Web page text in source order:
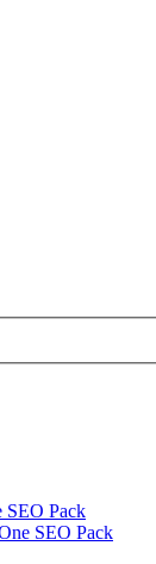
SEO Pack
SEO Pack